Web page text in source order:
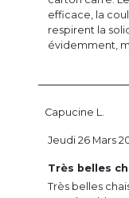
efficace, la
respirent la
évidemment,
Capucine L.
Très belles
Très belles
Jeudi 26 Mars